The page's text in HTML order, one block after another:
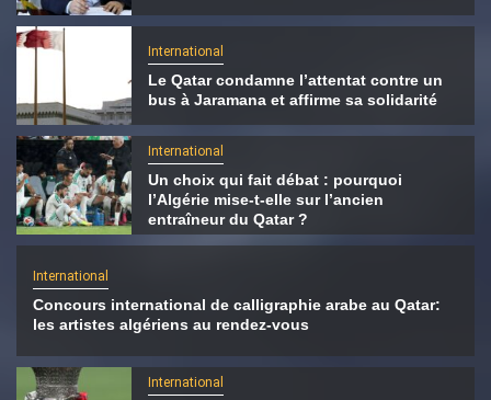
International
Le Qatar condamne l’attentat contre un
bus à Jaramana et affirme sa solidarité
International
Un choix qui fait débat : pourquoi
l’Algérie mise-t-elle sur l’ancien
entraîneur du Qatar ?
International
Concours international de calligraphie arabe au Qatar:
les artistes algériens au rendez-vous
International